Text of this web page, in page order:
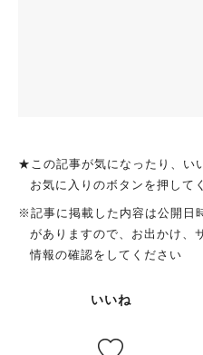
★この記事が気になったり、い
お気に入りのボタンを押して
※記事に掲載した内容は公開日
がありますので、お出かけ、
情報の確認をしてください
いいね